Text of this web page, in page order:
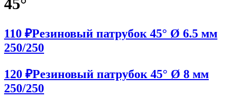
45°
110 ₽Резиновый патрубок 45° Ø 6.5 мм
250/250
120 ₽Резиновый патрубок 45° Ø 8 мм
250/250